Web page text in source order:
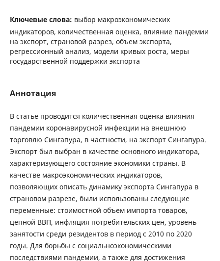
Ключевые слова: выбор макроэкономических
индикаторов, количественная оценка, влияние пандемии
на экспорт, страновой разрез, объем экспорта,
регрессионный анализ, модели кривых роста, меры
государственной поддержки экспорта
Аннотация
В статье проводится количественная оценка влияния
пандемии коронавирусной инфекции на внешнюю
торговлю Сингапура, в частности, на экспорт Сингапура.
Экспорт был выбран в качестве основного индикатора,
характеризующего состояние экономики страны. В
качестве макроэкономических индикаторов,
позволяющих описать динамику экспорта Сингапура в
страновом разрезе, были использованы следующие
переменные: стоимостной объем импорта товаров,
цепной ВВП, инфляция потребительских цен, уровень
занятости среди резидентов в период с 2010 по 2020
годы. Для борьбы с социальноэкономическими
последствиями пандемии, а также для достижения